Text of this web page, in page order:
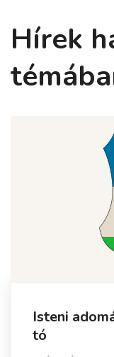
Hírek
Isteni
tó